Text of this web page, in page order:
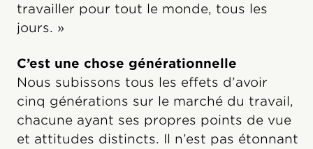
travailler pour tout le monde, tous les
jours. »
C’est une chose générationnelle
Nous subissons tous les effets d’avoir
cinq générations sur le marché du travail,
chacune ayant ses propres points de vue
et attitudes distincts. Il n’est pas étonnant